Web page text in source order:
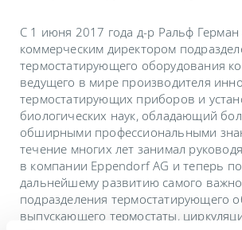
С 1 июня 2017 года д-р Ральф
коммерческим директором
термостатирующего оборудования
ведущего в мире производителя
термостатирующих приборов и
биологических наук, обладающий
обширными профессиональными
течение многих лет занимал
в компании Eppendorf AG и теперь
дальнейшему развитию самого
подразделения термостатирующего
выпускающего термостаты,